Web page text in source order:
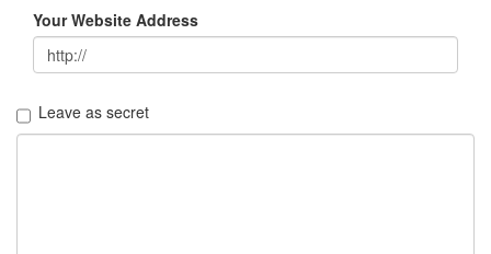
Your Website Address
Leave as secret
Tech
안
리
눅